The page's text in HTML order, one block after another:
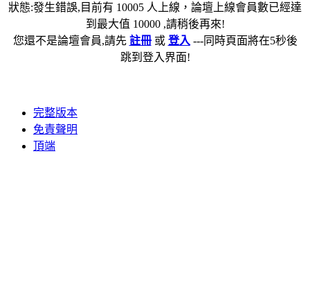
狀態:發生錯誤,目前有 10005 人上線，論壇上線會員數已經達
到最大值 10000 ,請稍後再來!
您還不是論壇會員,請先 註冊或 登入 ---同時頁面將在5秒後
跳到登入界面!
完整版本
免責聲明
頂端